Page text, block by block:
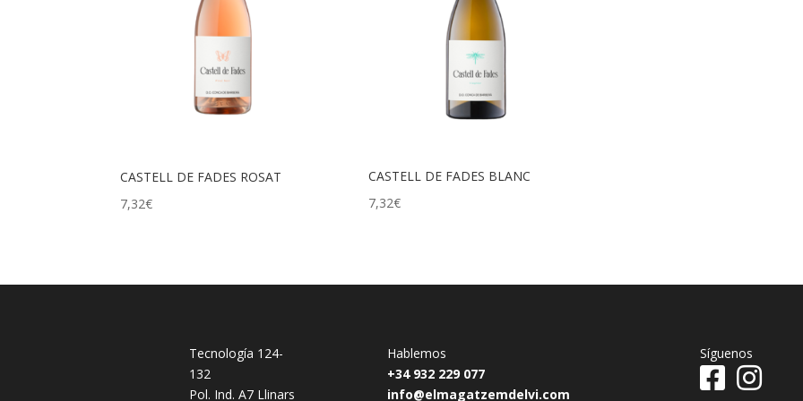
CASTELL DE FADES ROSAT
7,32€
CASTELL DE FADES BLANC
7,32€
Tecnología 124-
132
Pol. Ind. A7 Llinars
Hablemos
+34 932 229 077
info@elmagatzemdelvi.com
Síguenos